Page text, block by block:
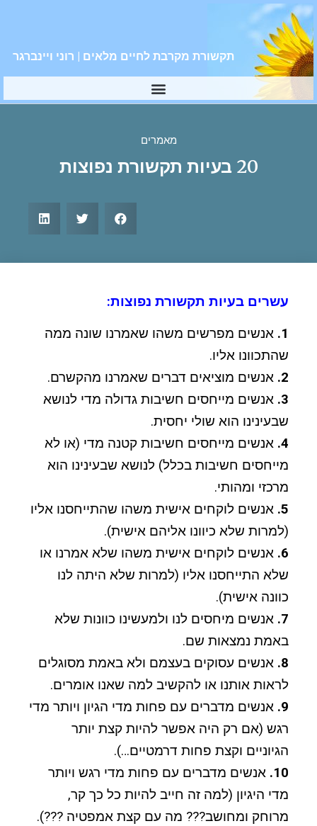
תקשורת מקרבת לחיים מלאים | רוני ויינברגר
מאמרים
20 בעיות תקשורת נפוצות
עשרים בעיות תקשורת נפוצות:
1. אנשים מפרשים משהו שאמרנו שונה ממה
שהתכוונו אליו.
2. אנשים מוציאים דברים שאמרנו מהקשרם.
3. אנשים מייחסים חשיבות גדולה מדי לנושא
שבעינינו הוא שולי יחסית.
4. אנשים מייחסים חשיבות קטנה מדי (או לא
מייחסים חשיבות בכלל) לנושא שבעינינו הוא
מרכזי ומהותי.
5. אנשים לוקחים אישית משהו שהתייחסנו אליו
(למרות שלא כיוונו אליהם אישית).
6. אנשים לוקחים אישית משהו שלא אמרנו או
שלא התייחסנו אליו (למרות שלא היתה לנו
כוונה אישית).
7. אנשים מיחסים לנו ולמעשינו כוונות שלא
באמת נמצאות שם.
8. אנשים עסוקים בעצמם ולא באמת מסוגלים
לראות אותנו או להקשיב למה שאנו אומרים.
9. אנשים מדברים עם פחות מדי הגיון ויותר מדי
רגש (אם רק היה אפשר להיות קצת יותר
הגיוניים וקצת פחות דרמטיים…).
10. אנשים מדברים עם פחות מדי רגש ויותר
מדי היגיון (למה זה חייב להיות כל כך קר,
מרוחק ומחושב??? מה עם קצת אמפטיה ???).